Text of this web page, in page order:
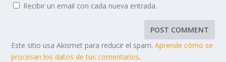
Recibir un email con cada nueva entrada.
Este sitio usa Akismet para reducir el spam.Aprende cómo se
procesan los datos de tus comentarios.